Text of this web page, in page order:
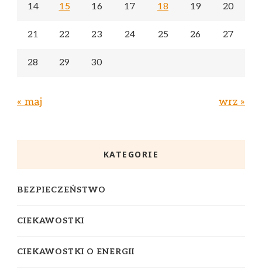
14 15 16 17 18 19 20
21 22 23 24 25 26 27
28 29 30
« maj wrz »
KATEGORIE
BEZPIECZEŃSTWO
CIEKAWOSTKI
CIEKAWOSTKI O ENERGII